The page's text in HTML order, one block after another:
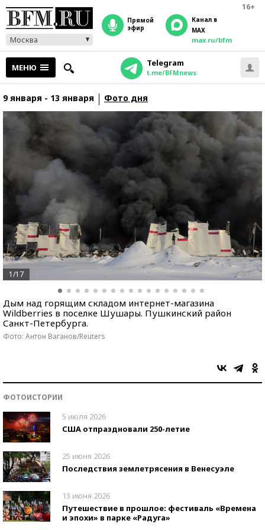
16+
Москва
прямой
эфир
Канал в
MAX
max.ru/bfm
МЕНЮ Telegram
t.me/BFMnews
9 января - 13 января Фото дня
1/17
Дым над горящим складом интернет-магазина
Wildberries в поселке Шушары. Пушкинский район
Санкт-Петербурга.
Фото: Антон Ваганов/Reuters
ФОТОИСТОРИИ
5 июля 2026
США отпраздновали 250-летие
25 июня 2026
Последствия землетрясения в Венесуэле
13 июня 2026
Путешествие в прошлое: фестиваль «Времена
и эпохи» в парке «Радуга»